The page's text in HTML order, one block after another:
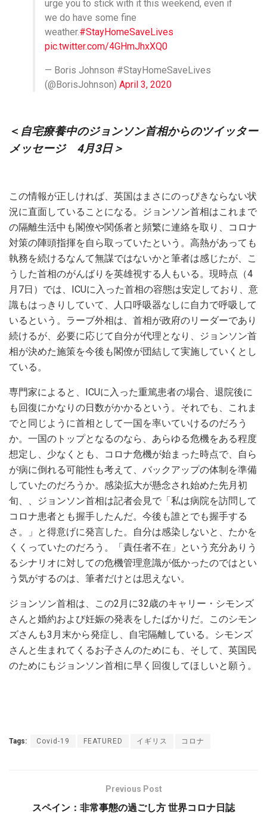
urge you to stick with it this weekend, even if
we do have some fine
weather.#StayHomeSaveLives
pic.twitter.com/4GHmJhxXQ0
— Boris Johnson #StayHomeSaveLives
(@BorisJohnson) April 3, 2020
＜ 自宅療養中のジョンソン首相からのツイッター
メッセージ 4月3日＞
この情報が正しければ、英国はまさにのっぴきならない状
況に直面していることになる。ジョンソン首相はこれまで
の隔離生活中も閣僚や関係者と頻繁に連絡を取り、コロナ
対策の陣頭指揮を自ら取っていたという。高熱があっても
執務を続けるなんて無謀ではないかと筆者は感じたが、こ
うした首相のがんばりを英雄視する人もいる。現時点（4
月7日）では、ICUに入った首相の容態は安定しており、意
識もはっきりしていて、人口呼吸器なしに自力で呼吸して
いるという。ラーブ外相は、首相が政府のリーダーであり
続けるが、必要に応じて自分が代理となり、ジョンソン首
相が決めた施策を今後も閣僚が団結して実施していくとし
ている。
専門家によると、ICUに入った重篤患者の場合、退院後に
も回復にかなりの日数がかかるという。それでも、これま
でと同じように首相として一国を率いていけるのだろう
か。一国のトップとなるのなら、あらゆる危機をある程度
想定し、少なくとも、コロナ危機が始まった時点で、自ら
が病に倒れる可能性も考えて、バックアップの体制を準備
していたのだろうか。感染拡大が懸念され始めた先月初
旬、、ジョンソン首相は記者会見で「私は病院を訪問して
コロナ患者とも握手したんだ。今後も誰とでも握手する
さ。」と得意げに発言した。自分は感染しないと、たかを
くくっていたのだろう。「責任者不在」という充分ありう
るシナリオに対しての危機管理意識が低かったのではとい
う気がするのは、筆者だけとは思えない。
ジョンソン首相は、この2月に32歳のキャリー・シモンズ
さんと婚約および妊娠の発表をしたばかりだ。このシモン
ズさんも3月末から発症し、自宅隔離している。シモンズ
さんと生まれてくるお子さんのためにも、そして、英国民
のためにもジョンソン首相に早く回復してほしいと願う。
Tags: Covid-19 FEATURED イギリス コロナ
Previous Post
スペイン：非常事態の過ごし方 世界コロナ日誌